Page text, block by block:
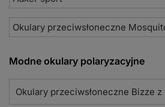
Okulary przeciwsłoneczne
Modne okulary polaryzacyjne
Okulary przeciwsłoneczne Bizze